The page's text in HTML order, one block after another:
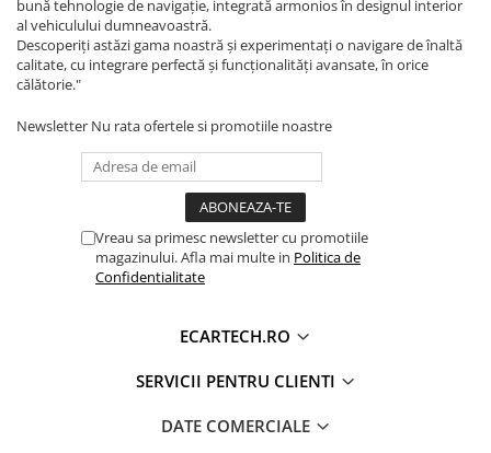
bună tehnologie de navigație, integrată armonios în designul interior
al vehiculului dumneavoastră.
Descoperiți astăzi gama noastră și experimentați o navigare de înaltă
calitate, cu integrare perfectă și funcționalități avansate, în orice
călătorie."
Newsletter Nu rata ofertele si promotiile noastre
Vreau sa primesc newsletter cu promotiile
magazinului. Afla mai multe in Politica de
Confidentialitate
ECARTECH.RO
SERVICII PENTRU CLIENTI
DATE COMERCIALE